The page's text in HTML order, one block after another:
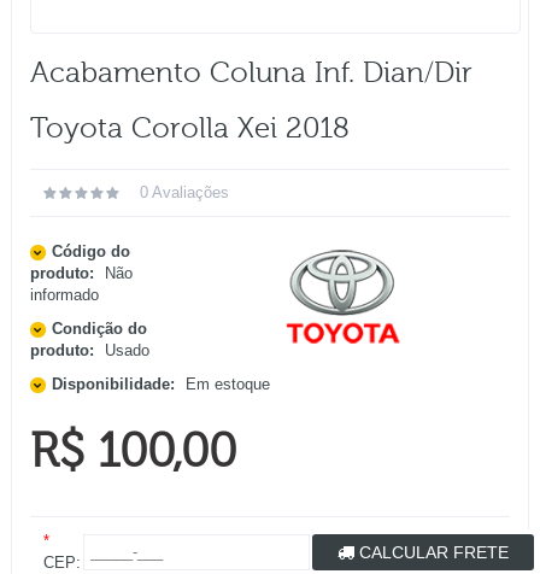
Acabamento Coluna Inf. Dian/dir
Toyota Corolla Xei 2018
0 Avaliações
Código do
produto:
Não
informado
Condição do
produto:
Usado
Disponibilidade:
Em estoque
R$ 100,00
*
CEP:
CALCULAR FRETE